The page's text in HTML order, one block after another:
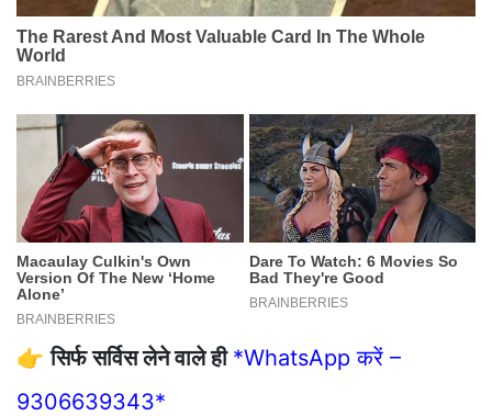
👉सिर्फ सर्विस लेने वाले ही *WhatsApp करें –
9306639343*